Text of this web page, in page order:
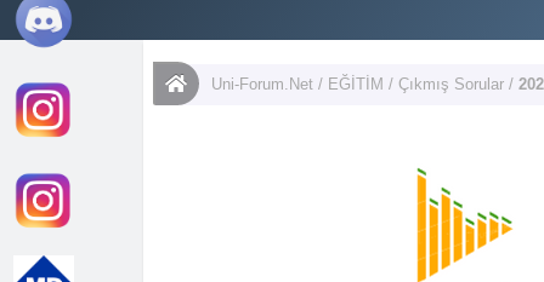
Uni-Forum.Net/ EĞİTİM / Çıkmış Sorular /